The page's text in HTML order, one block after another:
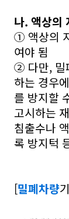
나. 액상의
① 액상의
여야 됨
② 다만, 밀
하는 경우
를 방지할
고시하는
침출수나
록 방지턱
[밀폐차량